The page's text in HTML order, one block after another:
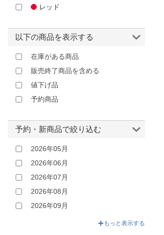
レッド
以下の商品を表示する
在庫がある商品
販売終了商品を含める
値下げ品
予約商品
予約・新商品で絞り込む
2026年05月
2026年06月
2026年07月
2026年08月
2026年09月
もっと表示する